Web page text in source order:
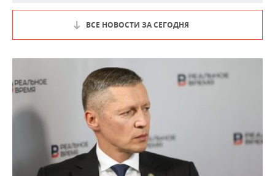
ВСЕ НОВОСТИ ЗА СЕГОДНЯ